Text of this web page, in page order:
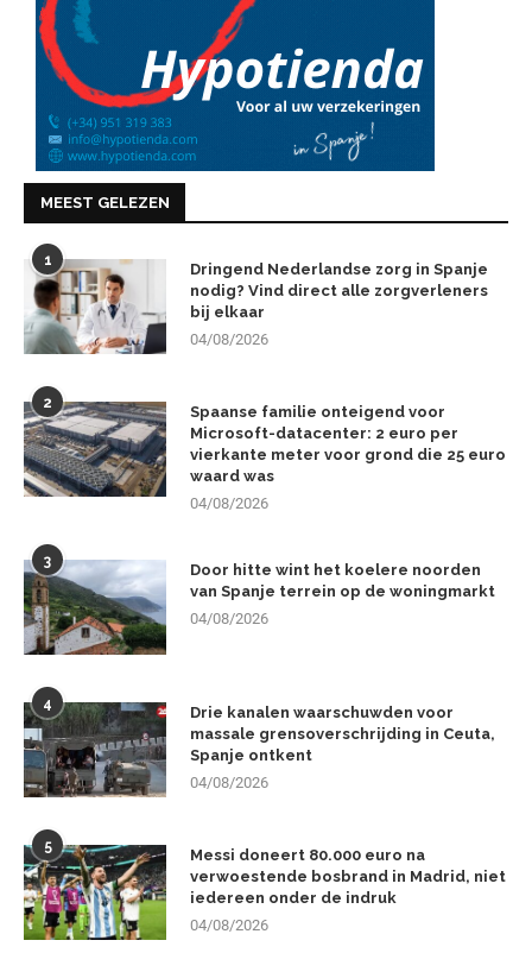
MEEST GELEZEN
1
Dringend Nederlandse zorg in Spanje
nodig? Vind direct alle zorgverleners
bij elkaar
04/08/2026
2
Spaanse familie onteigend voor
Microsoft-datacenter: 2 euro per
vierkante meter voor grond die 25 euro
waard was
04/08/2026
3
Door hitte wint het koelere noorden
van Spanje terrein op de woningmarkt
04/08/2026
4
Drie kanalen waarschuwden voor
massale grensoverschrijding in Ceuta,
Spanje ontkent
04/08/2026
5
Messi doneert 80.000 euro na
verwoestende bosbrand in Madrid, niet
iedereen onder de indruk
04/08/2026